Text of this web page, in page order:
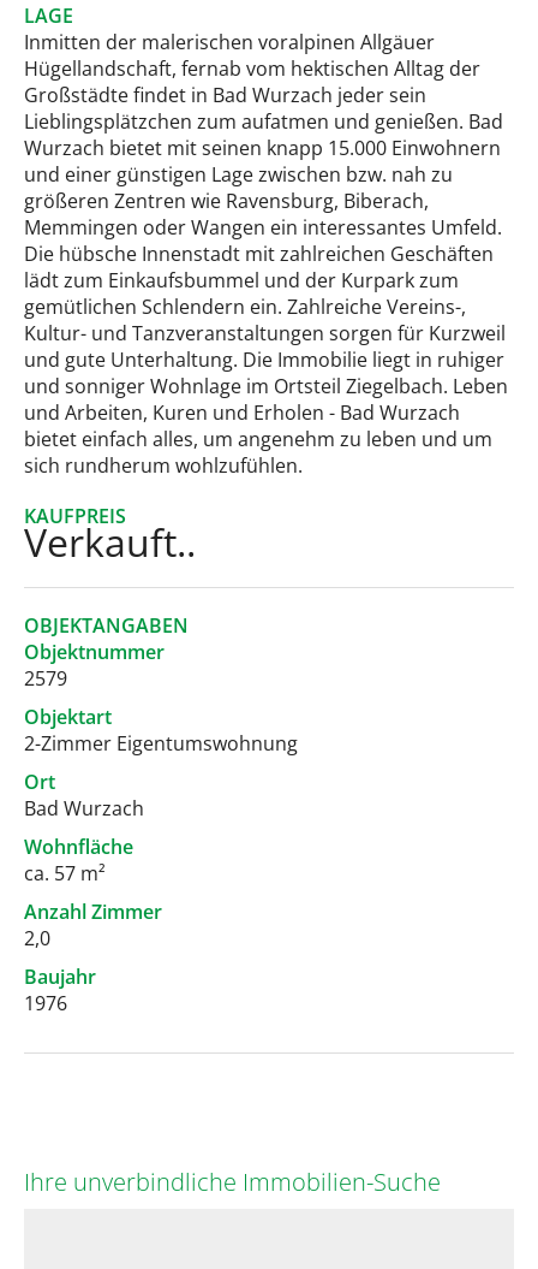
LAGE
Inmitten der malerischen voralpinen Allgäuer
Hügellandschaft, fernab vom hektischen Alltag der
Großstädte findet in Bad Wurzach jeder sein
Lieblingsplätzchen zum aufatmen und genießen. Bad
Wurzach bietet mit seinen knapp 15.000 Einwohnern
und einer günstigen Lage zwischen bzw. nah zu
größeren Zentren wie Ravensburg, Biberach,
Memmingen oder Wangen ein interessantes Umfeld.
Die hübsche Innenstadt mit zahlreichen Geschäften
lädt zum Einkaufsbummel und der Kurpark zum
gemütlichen Schlendern ein. Zahlreiche Vereins-,
Kultur- und Tanzveranstaltungen sorgen für Kurzweil
und gute Unterhaltung. Die Immobilie liegt in ruhiger
und sonniger Wohnlage im Ortsteil Ziegelbach. Leben
und Arbeiten, Kuren und Erholen - Bad Wurzach
bietet einfach alles, um angenehm zu leben und um
sich rundherum wohlzufühlen.
KAUFPREIS
Verkauft..
OBJEKTANGABEN
Objektnummer
2579
Objektart
2-Zimmer Eigentumswohnung
Ort
Bad Wurzach
Wohnfläche
ca. 57 m²
Anzahl Zimmer
2,0
Baujahr
1976
Ihre unverbindliche Immobilien-Suche